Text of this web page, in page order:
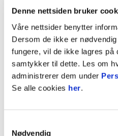
Denne nettsiden bruker
Våre nettsider benytter
Dersom de ikke er
fungere, vil de ikke lagres på
samtykker til dette. Les om
administrerer dem under
Se alle cookies her.
Nødvendig
Partnernivå:
Webadresse: